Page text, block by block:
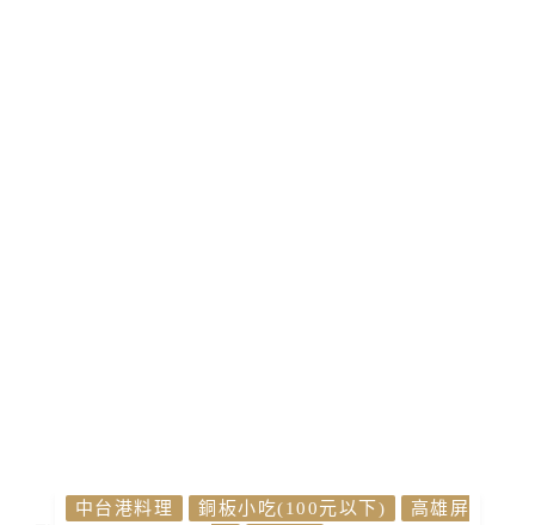
中台港料理 銅板小吃(100元以下)
高雄屏